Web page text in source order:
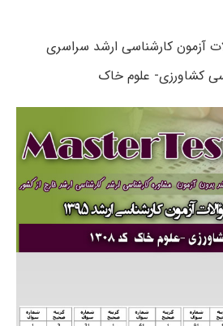
آزمون کارشناسی ارشد سراسری